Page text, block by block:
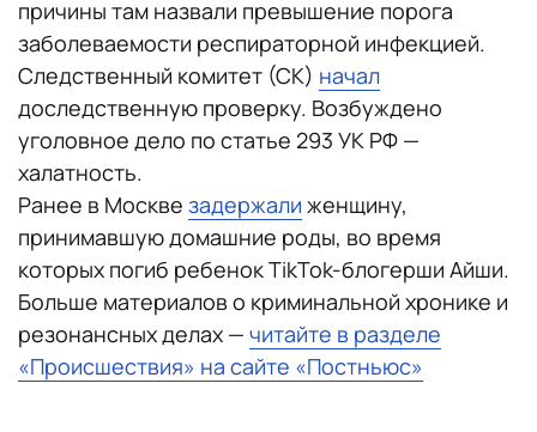
причины там назвали превышение порога
заболеваемости респираторной инфекцией.
Следственный комитет (СК) начал
доследственную проверку. Возбуждено
уголовное дело по статье 293 УК РФ —
халатность.
Ранее в Москве задержали женщину,
принимавшую домашние роды, во время
которых погиб ребенок TikTok-блогерши Айши.
Больше материалов о криминальной хронике и
резонансных делах — читайте в разделе
«Происшествия» на сайте «Постньюс»